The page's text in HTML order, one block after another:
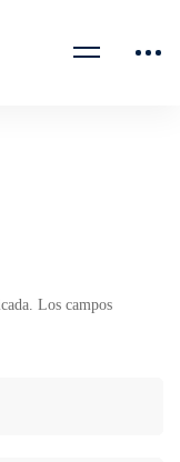
Los campos